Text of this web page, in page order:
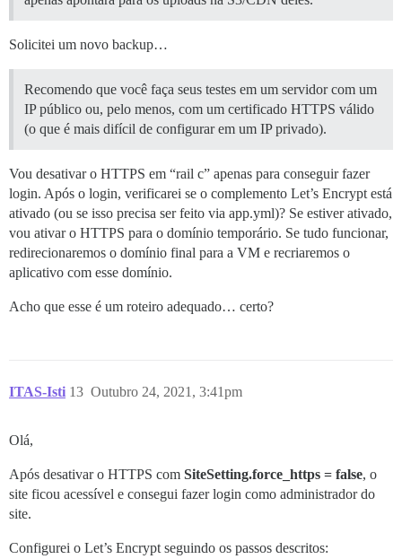
Solicitei um novo backup…
Recomendo que você faça seus testes em um servidor com um
IP público ou, pelo menos, com um certificado HTTPS válido
(o que é mais difícil de configurar em um IP privado).
Vou desativar o HTTPS em “rail c” apenas para conseguir fazer
login. Após o login, verificarei se o complemento Let’s Encrypt está
ativado (ou se isso precisa ser feito via app.yml)? Se estiver ativado,
vou ativar o HTTPS para o domínio temporário. Se tudo funcionar,
redirecionaremos o domínio final para a VM e recriaremos o
aplicativo com esse domínio.
Acho que esse é um roteiro adequado… certo?
ITAS-Isti Outubro 24, 2021, 3:41pm
13
Olá,
Após desativar o HTTPS com SiteSetting.force_https = false, o
site ficou acessível e consegui fazer login como administrador do
site.
Configurei o Let’s Encrypt seguindo os passos descritos: